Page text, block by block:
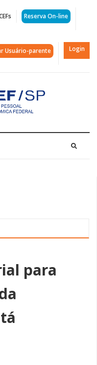
Reserva On-line
Usuário-parente Login
para